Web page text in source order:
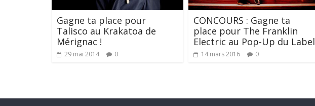
Gagne ta place pour
Talisco au Krakatoa de
Mérignac !
29 mai 2014 0
CONCOURS : Gagne ta
place pour The Franklin
Electric au Pop-Up du Label
14 mars 2016 0